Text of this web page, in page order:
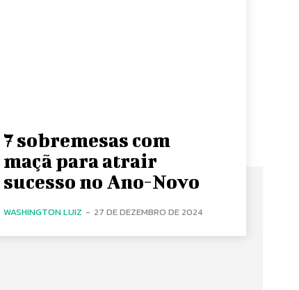
7 sobremesas com
maçã para atrair
sucesso no Ano-Novo
WASHINGTON LUIZ - 27 DE DEZEMBRO DE 2024